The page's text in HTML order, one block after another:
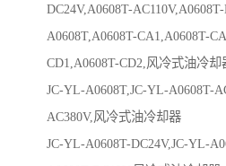
DC24V,A0608T-
A0608T,A0608T-CA1,A0608T-
CD1,A0608T-CD2,风冷式油冷却
JC-YL-A0608T,JC-YL-A0608T-
AC380V,风冷式油冷却器
JC-YL-A0608T-DC24V,JC-YL-